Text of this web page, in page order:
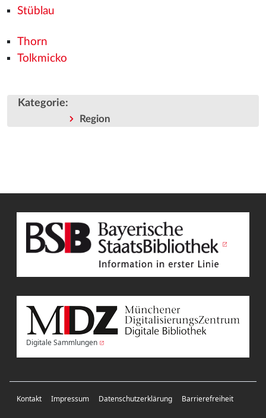
Stüblau
Thorn
Tolkmicko
Kategorie:
Region
Digitale Sammlungen
Kontakt Impressum Datenschutzerklärung Barrierefreiheit